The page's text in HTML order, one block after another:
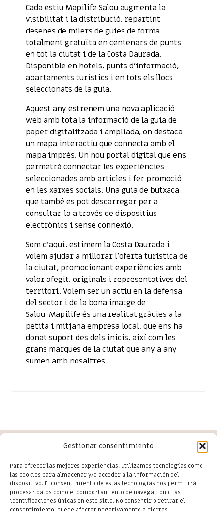
Gestionar consentimiento
Para ofrecer las mejores experiencias, utilizamos tecnologías como
las cookies para almacenar y/o acceder a la información del
dispositivo. El consentimiento de estas tecnologías nos permitirá
procesar datos como el comportamiento de navegación o las
identificaciones únicas en este sitio. No consentir o retirar el
Cada estiu Mapilife Salou augmenta la
visibilitat i la distribució, repartint
desenes de milers de guies de forma
totalment gratuïta en centenars de punts
en tot la ciutat i de la Costa Daurada.
Disponible en hotels, punts d’informació,
apartaments turístics i en tots els llocs
seleccionats de la guia.
Aquest any estrenem una nova aplicació
web amb tota la informació de la guia de
paper digitalitzada i ampliada, on destaca
un mapa interactiu que connecta amb el
mapa imprès. Un nou portal digital que ens
permetrà connectar les experiències
seleccionades amb articles i fer promoció
en les xarxes socials. Una guia de butxaca
que també es pot descarregar per a
consultar-la a través de dispositius
electrònics i sense connexió.
Som d’aquí, estimem la Costa Daurada i
volem ajudar a millorar l’oferta turística de
la ciutat, promocionant experiències amb
valor afegit, originals i representatives del
territori. Volem ser un actiu en la defensa
del sector i de la bona imatge de
Salou. Mapilife és una realitat gràcies a la
petita i mitjana empresa local, que ens ha
donat suport des dels inicis, així com les
grans marques de la ciutat que any a any
sumen amb nosaltres.
Conoce las últimas novedades
del comercio en Salou